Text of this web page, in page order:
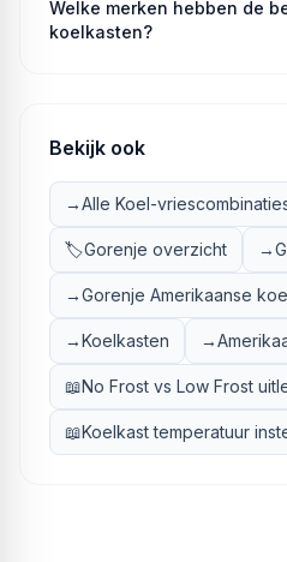
Welke merken hebben de
koelkasten?
Bekijk ook
→Alle Koel-
🏷️Gorenje overzicht →
→Gorenje Amerikaanse
→Koelkasten →
📖No Frost vs Low Frost
📖Koelkast temperatuur